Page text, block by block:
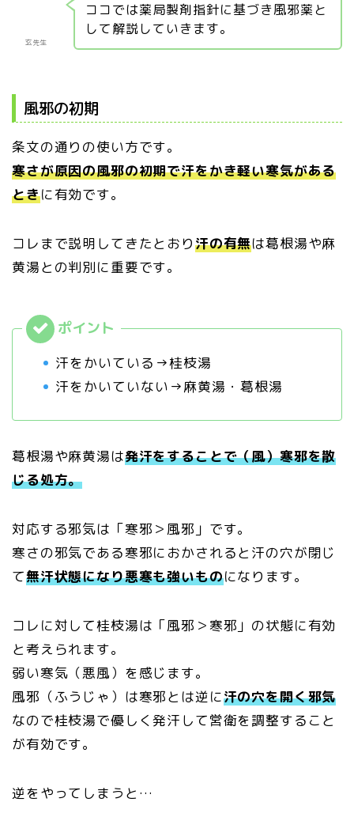
玄先生
ココでは薬局製剤指針に基づき風邪薬と
して解説していきます。
風邪の初期
条文の通りの使い方です。
寒さが原因の風邪の初期で汗をかき軽い寒気がある
ときに有効です。
コレまで説明してきたとおり汗の有無は葛根湯や麻
黄湯との判別に重要です。
汗をかいている→桂枝湯
汗をかいていない→麻黄湯・葛根湯
葛根湯や麻黄湯は発汗をすることで（風）寒邪を散
じる処方。
対応する邪気は「寒邪＞風邪」です。
寒さの邪気である寒邪におかされると汗の穴が閉じ
て無汗状態になり悪寒も強いものになります。
コレに対して桂枝湯は「風邪＞寒邪」の状態に有効
と考えられます。
弱い寒気（悪風）を感じます。
風邪（ふうじゃ）は寒邪とは逆に汗の穴を開く邪気
なので桂枝湯で優しく発汗して営衛を調整すること
が有効です。
逆をやってしまうと…